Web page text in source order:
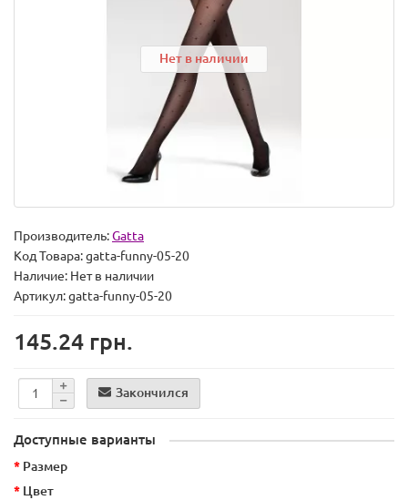
Нет в наличии
Производитель:Gatta
Код Товара:gatta-funny-05-20
Наличие: Нет в наличии
Артикул: gatta-funny-05-20
145.24 грн.
Закончился
Доступные варианты
Размер
Цвет